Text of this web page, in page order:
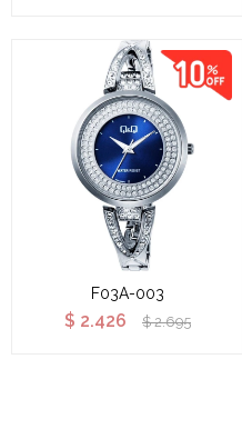
F03A-003
$ 2.426 $ 2.695